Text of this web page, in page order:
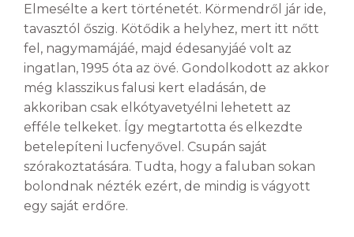
Elmesélte a kert történetét. Körmendről jár ide,
tavasztól őszig. Kötődik a helyhez, mert itt nőtt
fel, nagymamájáé, majd édesanyjáé volt az
ingatlan, 1995 óta az övé. Gondolkodott az akkor
még klasszikus falusi kert eladásán, de
akkoriban csak elkótyavetyélni lehetett az
efféle telkeket. Így megtartotta és elkezdte
betelepíteni lucfenyővel. Csupán saját
szórakoztatására. Tudta, hogy a faluban sokan
bolondnak nézték ezért, de mindig is vágyott
egy saját erdőre.